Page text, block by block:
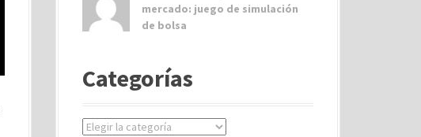
mercado: juego de simulación
de bolsa
Categorías
C